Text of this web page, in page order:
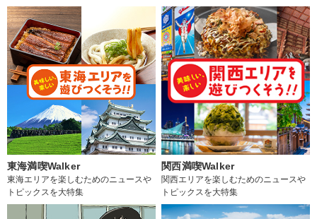
東海満喫Walker
東海エリアを楽しむためのニュースや
トピックスを大特集
関西満喫Walker
関西エリアを楽しむためのニュースや
トピックスを大特集